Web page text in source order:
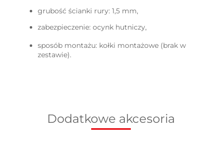
grubość ścianki rury: 1,5 mm,
zabezpieczenie: ocynk hutniczy,
sposób montażu: kołki montażowe (brak w
zestawie).
Dodatkowe akcesoria